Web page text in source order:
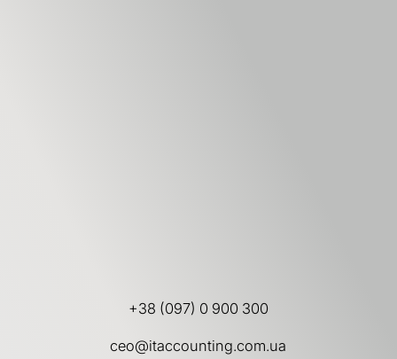
+38 (097) 0 900 300
ceo@itaccounting.com.ua